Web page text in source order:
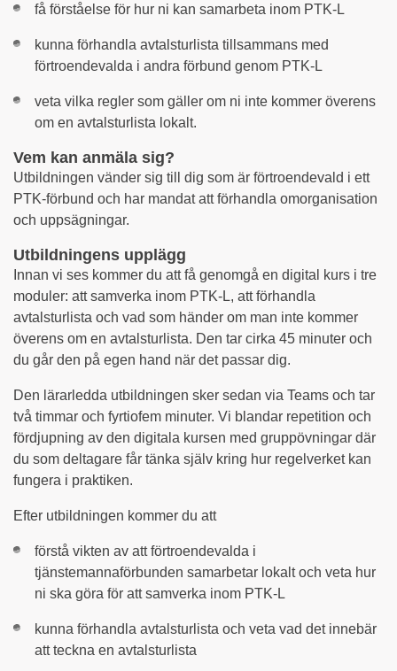
få förståelse för hur ni kan samarbeta inom PTK-L
kunna förhandla avtalsturlista tillsammans med
förtroendevalda i andra förbund genom PTK-L
veta vilka regler som gäller om ni inte kommer överens
om en avtalsturlista lokalt.
Vem kan anmäla sig?
Utbildningen vänder sig till dig som är förtroendevald i ett
PTK-förbund och har mandat att förhandla omorganisation
och uppsägningar.
Utbildningens upplägg
Innan vi ses kommer du att få genomgå en digital kurs i tre
moduler: att samverka inom PTK-L, att förhandla
avtalsturlista och vad som händer om man inte kommer
överens om en avtalsturlista. Den tar cirka 45 minuter och
du går den på egen hand när det passar dig.
Den lärarledda utbildningen sker sedan via Teams och tar
två timmar och fyrtiofem minuter. Vi blandar repetition och
fördjupning av den digitala kursen med gruppövningar där
du som deltagare får tänka själv kring hur regelverket kan
fungera i praktiken.
Efter utbildningen kommer du att
förstå vikten av att förtroendevalda i
tjänstemannaförbunden samarbetar lokalt och veta hur
ni ska göra för att samverka inom PTK-L
kunna förhandla avtalsturlista och veta vad det innebär
att teckna en avtalsturlista